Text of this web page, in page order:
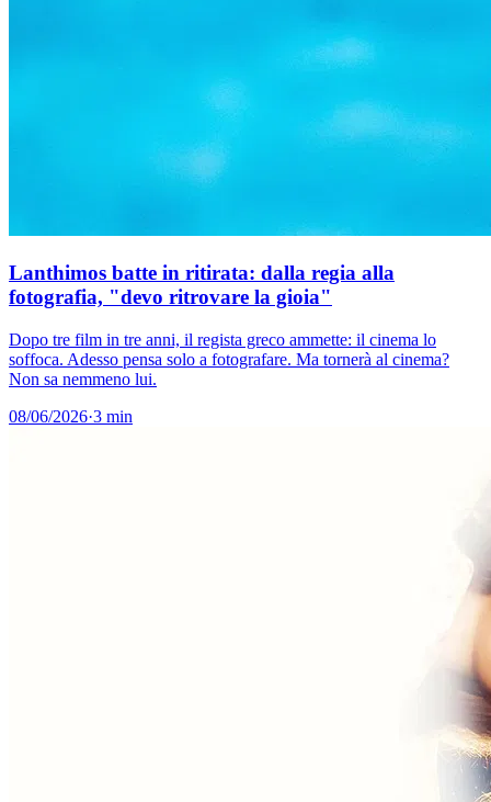
Lanthimos batte in ritirata: dalla regia alla
fotografia, "devo ritrovare la gioia"
Dopo tre film in tre anni, il regista greco ammette: il cinema lo
soffoca. Adesso pensa solo a fotografare. Ma tornerà al cinema?
Non sa nemmeno lui.
08/06/2026·3 min